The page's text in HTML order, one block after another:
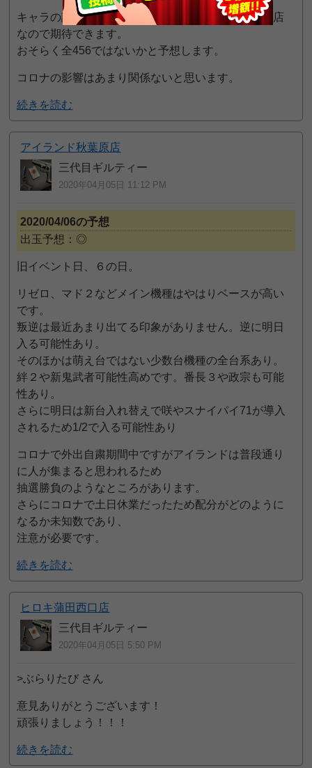
キャラの誕生日にはしっかりと設定を使ってくれる店
なので期待できます。
おそらく全456ではないかと予想します。
コロナの影響はあまり関係ないと思います。
続きを読む
アイランド秋葉原店
三代目ギルティー
2020年04月05日 11:12 PM
2020/04/06の予想
出玉予想：◎
旧イベント日、６の日。
リゼロ、マド２などメイン機種はやはりベースが高い
です。
叛逆は最近あまり出てる印象がありません。逆に明日
入る可能性あり。
そのほかは萌え台ではない少数台機種の全台系あり。
絆２や新鬼武者可能性高めです。番長３や政宗も可能
性あり。
さらに明日は新台入れ替えで咲やスナイパイ71が導入
されるため1/2で入る可能性あり
コロナで外出自粛期間中ですがアイランドは普段通り
に人が集まると思われるため
抽選勝負のようなところがあります。
さらにコロナで土日休業だったため配分がどのように
なるか未知数であり、
注意が必要です。
続きを読む
ヒロキ蒲田西口店
三代目ギルティー
2020年04月05日 5:50 PM
>ぶらりたび さん
意見ありがとうございます！
頑張りましょう！！！
続きを読む